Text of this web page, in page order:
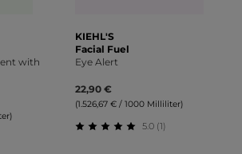
with
KIEHL'S
Facial Fuel
Eye Alert
22,90 €
(1.526,67 € / 1000 Milliliter)
5.0 (1)